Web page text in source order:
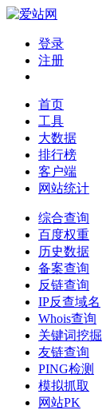
登录
注册
首页
工具
大数据
排行榜
客户端
网站统计
综合查询
百度权重
历史数据
备案查询
反链查询
IP反查域名
Whois查询
关键词挖掘
友链查询
PING检测
模拟抓取
网站PK